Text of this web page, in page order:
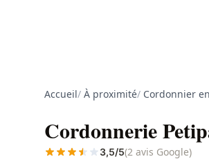
Accueil/ À proximité/ Cordonnier
Cordonnerie
3,5/5(2 avis Google)